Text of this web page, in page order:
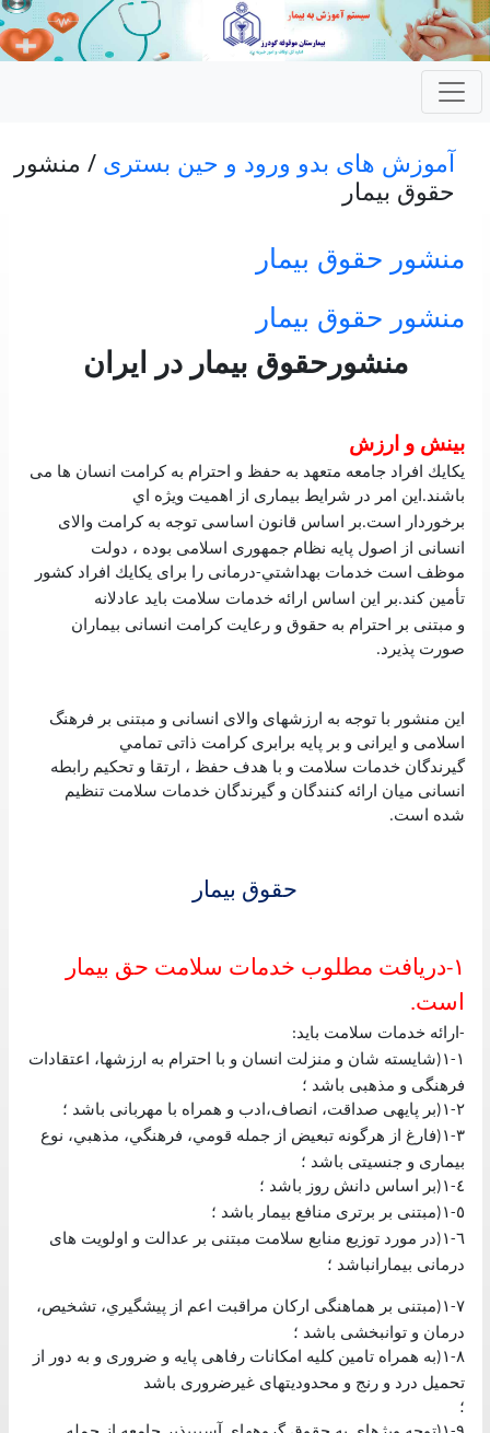
آموزش های بدو ورود و حین بستری / منشور
حقوق بیمار
منشور حقوق بیمار
منشور حقوق بیمار
منشورحقوق بيمار در ايران
بينش و ارزش
يكايك افراد جامعه متعهد به حفظ و احترام به كرامت انسان ها می
باشند. اين امر در شرايط بيماری از اهميت ويژه اي
برخوردار است.بر اساس قانون اساسی توجه به كرامت والای
انسانی از اصول پايه نظام جمهوری اسلامی بوده ، دولت
موظف است خدمات بهداشتي-درمانی را برای يكايك افراد كشور
تأمين كند.بر اين اساس ارائه خدمات سلامت بايد عادلانه
و مبتنی بر احترام به حقوق و رعايت كرامت انسانی بيماران
صورت پذيرد.
اين منشور با توجه به ارزشهای والای انسانی و مبتنی بر فرهنگ
اسلامی و ايرانی و بر پايه برابری كرامت ذاتی تمامي
گيرندگان خدمات سلامت و با هدف حفظ ، ارتقا و تحكيم رابطه
انسانی ميان ارائه كنندگان و گيرندگان خدمات سلامت تنظيم
شده است.
حقوق بيمار
١-دريافت مطلوب خدمات سلامت حق بيمار
است.
- ارائه خدمات سلامت بايد:
١ -١ (شايسته شان و منزلت انسان و با احترام به ارزشها، اعتقادات
فرهنگی و مذهبی باشد ؛
٢-١ (بر پايهی صداقت، انصاف،ادب و همراه با مهربانی باشد ؛
٣-١ (فارغ از هرگونه تبعيض از جمله قومي، فرهنگي، مذهبي، نوع
بيماری و جنسيتی باشد ؛
٤-١ (بر اساس دانش روز باشد ؛
٥-١ (مبتنی بر برتری منافع بيمار باشد ؛
٦-١ (در مورد توزيع منابع سلامت مبتنی بر عدالت و اولويت های
درمانی بيمارانباشد ؛
٧-١ (مبتنی بر هماهنگی اركان مراقبت اعم از پيشگيري، تشخيص،
درمان و توانبخشی باشد ؛
٨-١ (به همراه تامين كليه امكانات رفاهی پايه و ضروری و به دور از
تحميل درد و رنج و محدوديتهای غيرضروری باشد
؛